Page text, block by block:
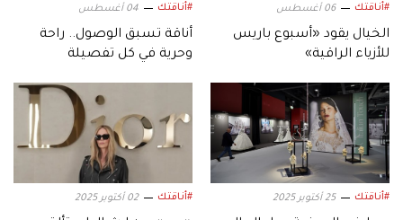
#أناقتك 06 أغسطس
الخيال يقود «أسبوع باريس
للأزياء الراقية»
#أناقتك 04 أغسطس
أناقة تسبق الوصول.. راحة
وحرية في كل تفصيلة
#أناقتك 25 أكتوبر 2025 #أناقتك 02 أكتوبر 2025